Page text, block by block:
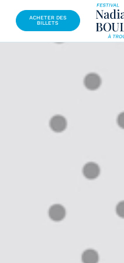
ACHETER DES
BILLETS